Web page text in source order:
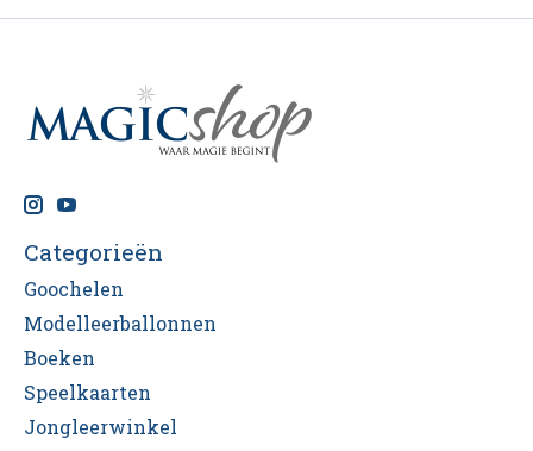
Categorieën
Goochelen
Modelleerballonnen
Boeken
Speelkaarten
Jongleerwinkel